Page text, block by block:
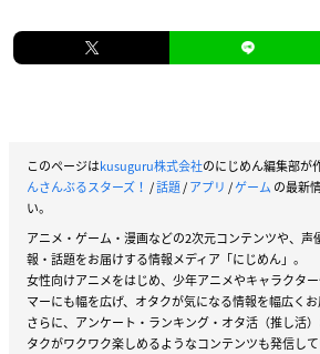
このページはkusuguru株式会社のにじめん編集部が
んさんぶるスターズ！ /話題/アプリ /ゲーム の最新
い。
アニメ・ゲーム・漫画などの2次元コンテンツや、声
報・話題をお届けする情報メディア「にじめん」。
女性向けアニメをはじめ、少年アニメやキャラクタ
マーにも幅を広げ、オタクが気になる情報を幅広くお
さらに、アンケート・ランキング・オタ活（推し活
タクがワクワク楽しめるようなコンテンツも発信して